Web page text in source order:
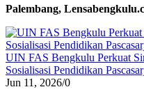
Palembang,
UIN FAS Bengkulu Perkuat
Sosialisasi Pendidikan
Jun 11, 2026/0